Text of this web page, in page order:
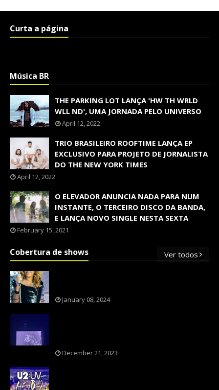
Curta a página
Música BR
THE PARKING LOT LANÇA 'HW TH WRLD
WLL ND', UMA JORNADA PELO UNIVERSO
April 12, 2022
TRIO BRASILEIRO ROOFTIME LANÇA EP
EXCLUSIVO PARA PROJETO DE JORNALISTA
DO THE NEW YORK TIMES
April 12, 2022
O ELEVADOR ANUNCIA NADA PARA NUM
INSTANTE, O TERCEIRO DISCO DA BANDA,
E LANÇA NOVO SINGLE NESTA SEXTA
February 15, 2021
Cobertura de shows Ver todos
January 08, 2024
December 21, 2023